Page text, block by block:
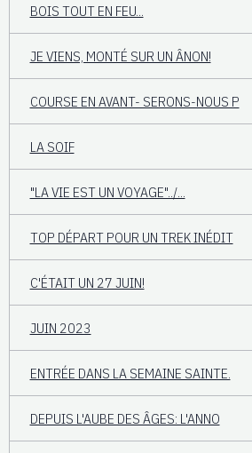
BOIS TOUT EN FEU...
JE VIENS, MONTÉ SUR UN ÂNON!
COURSE EN AVANT- SERONS-NOUS P
LA SOIF
"LA VIE EST UN VOYAGE"../...
TOP DÉPART POUR UN TREK INÉDIT
C'ÉTAIT UN 27 JUIN!
JUIN 2023
ENTRÉE DANS LA SEMAINE SAINTE.
DEPUIS L'AUBE DES ÂGES: L'ANNO